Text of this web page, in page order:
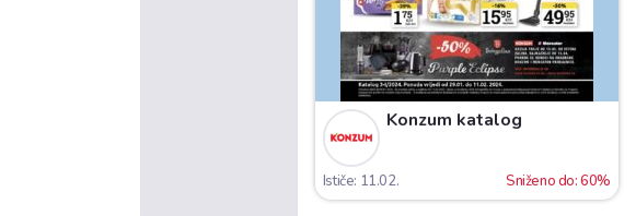
Konzum katalog
Ističe: 11.02. Sniženo do: 60%